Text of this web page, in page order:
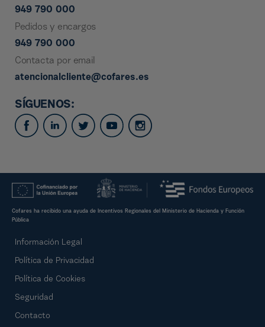
949 790 000
Pedidos y encargos
949 790 000
Contacta por email
atencionalcliente@cofares.es
SÍGUENOS:
Cofares ha recibido una ayuda de Incentivos Regionales del Ministerio de Hacienda y Función
Pública
Información Legal
Política de Privacidad
Política de Cookies
Seguridad
Contacto